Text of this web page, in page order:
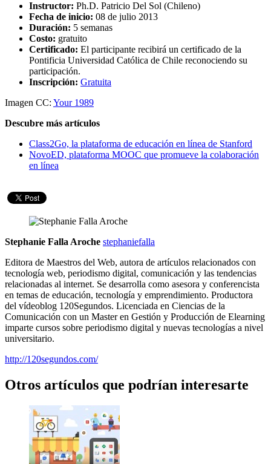
Instructor: Ph.D. Patricio Del Sol (Chileno)
Fecha de inicio: 08 de julio 2013
Duración: 5 semanas
Costo: gratuito
Certificado: El participante recibirá un certificado de la
Pontificia Universidad Católica de Chile reconociendo su
participación.
Inscripción: Gratuita
Imagen CC: Your 1989
Descubre más artículos
Class2Go, la plataforma de educación en línea de Stanford
NovoED, plataforma MOOC que promueve la colaboración
en línea
Stephanie Falla Aroche stephaniefalla
Editora de Maestros del Web, autora de artículos relacionados con
tecnología web, periodismo digital, comunicación y las tendencias
relacionadas al internet. Se desarrolla como asesora y conferencista
en temas de educación, tecnología y emprendimiento. Productora
del vídeoblog 120Segundos. Licenciada en Ciencias de la
Comunicación con un Master en Gestión y Producción de Elearning
imparte cursos sobre periodismo digital y nuevas tecnologías a nivel
universitario.
http://120segundos.com/
Otros artículos que podrían interesarte